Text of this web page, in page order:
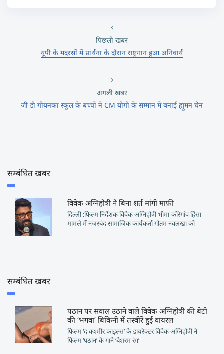
पिछली खबर
यूपी के मदरसों में प्रार्थना के दौरान राष्ट्रगान हुआ अनिवार्य
अगली खबर
जी डी गोयनका स्कूल के बच्चों ने CM योगी के सम्मान में बनाई ह्यूमन चेन
सम्बंधित खबर
विवेक अग्निहोत्री ने बिना शर्त मांगी माफ़ी
दिल्ली :फिल्म निर्देशक विवेक अग्निहोत्री भीमा-कोरेगांव हिंसा
मामले में नजरबंद सामाजिक कार्यकर्ता गौतम नवलखा को
सम्बंधित खबर
पठान पर सवाल उठाने वाले विवेक अग्निहोत्री की बेटी
की ‘भगवा’ बिकिनी में तस्वीरें हुई वायरल
फिल्म ‘द कश्मीर फाइल्स’ के डायरेक्टर विवेक अग्निहोत्री ने
फिल्म ‘पठान’ के गाने ‘बेशरम रंग’